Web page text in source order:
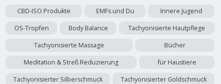
CBD-ISO Produkte EMFs und Du Innere Jugend
OS-Tropfen Body Balance Tachyonisierte Hautpflege
Tachyonisierte Massage Bücher
Meditation & Streß Reduzierung für Haustiere
Tachyonisierter Silberschmuck Tachyonisierter Goldschmuck